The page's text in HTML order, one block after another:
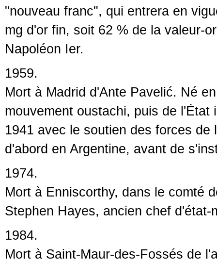
"nouveau franc", qui entrera en
mg d'or fin, soit 62 % de la valeur-
Napoléon Ier.
1959.
Mort à Madrid d'Ante Pavelić. Né
mouvement oustachi, puis de
1941 avec le soutien des forces
d'abord en Argentine, avant de
1974.
Mort à Enniscorthy, dans le comté
Stephen Hayes, ancien chef
1984.
Mort à Saint-Maur-des-Fossés de